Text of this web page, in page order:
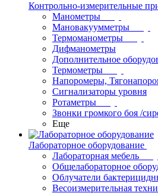
Контрольно-измерительные
Манометры
Мановакуумметры
Термоманометры
Дифманометры
Дополнительное
Термометры
Напоромеры,
Сигнализаторы уровня
Ротаметры
Звонки громкого боя /
Еще
Лабораторное оборудование
Лабораторная мебель
Общелабораторное
Облучатели
Весоизмерительная